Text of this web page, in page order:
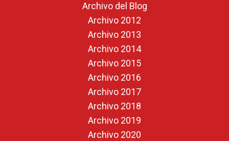
Archivo del Blog
Archivo 2012
Archivo 2013
Archivo 2014
Archivo 2015
Archivo 2016
Archivo 2017
Archivo 2018
Archivo 2019
Archivo 2020